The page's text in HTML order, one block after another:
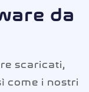
da
scaricati,
come i nostri